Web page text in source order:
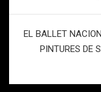
EL BALLET
PINTURES DE